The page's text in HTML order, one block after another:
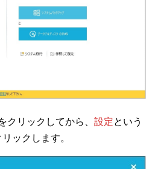
クリックしてから、 設定という
ックします。